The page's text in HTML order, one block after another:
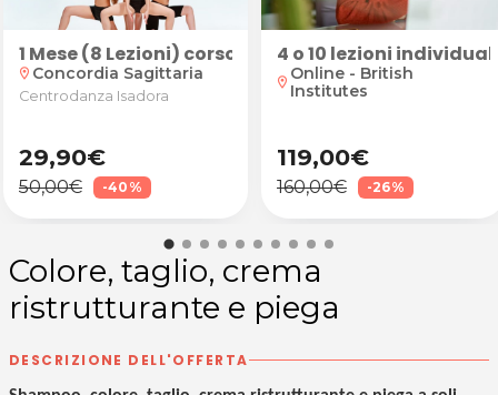
1 Mese (8 Lezioni) corso Danza Moderna kids (7/
location_on Concordia Sagittaria
Centrodanza Isadora
29,90€
50,00€ -40%
4 o 10 lezioni
location_on Online - British
Institutes
119,00€
160,00€ -26%
Colore, taglio, crema
ristrutturante e piega
DESCRIZIONE DELL'OFFERTA